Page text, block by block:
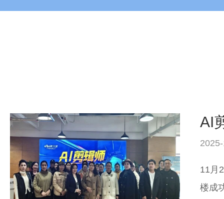
AI
11月
楼成